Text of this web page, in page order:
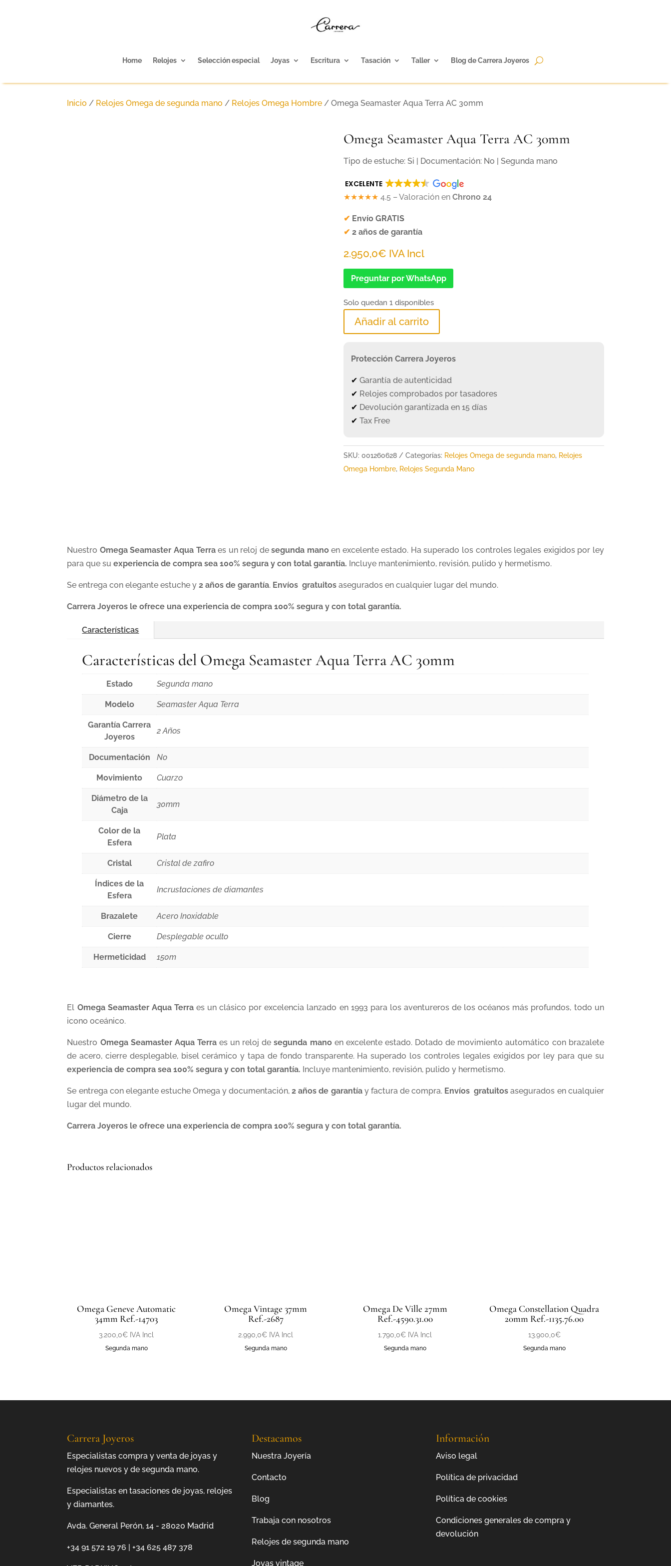
Home Relojes Selección especial Joyas Escritura Tasación Taller Blog de Carrera Joyeros
Inicio / Relojes Omega de segunda mano / Relojes Omega Hombre / Omega Seamaster Aqua Terra AC 30mm
Omega Seamaster Aqua Terra AC 30mm
Tipo de estuche: Si | Documentación: No | Segunda mano
EXCELENTE
★★★★★ 4.5 – Valoración enChrono 24
✔ Envío GRATIS
✔2 años de garantía
2.950,0€ IVA Incl
Preguntar por WhatsApp
Solo quedan 1 disponibles
Añadir al carrito
Protección Carrera Joyeros
✔Garantía de autenticidad
✔ Relojes comprobados por tasadores
✔ Devolución garantizada en 15 días
✔Tax Free
SKU:001260628 Categorías: Relojes Omega de segunda mano, Relojes
Omega Hombre, Relojes Segunda Mano
Nuestro Omega Seamaster Aqua Terraes un reloj desegunda manoen excelente estado. Ha superado los controles legales exigidos por ley
para que suexperiencia de compra sea 100% segura y con total garantía. Incluye mantenimiento, revisión, pulido y hermetismo.
Se entrega con elegante estuche y2 años de garantía. Envíos gratuitosasegurados en cualquier lugar del mundo.
Carrera Joyeros le ofrece una experiencia de compra 100% segura y con total garantía.
Características
Características del Omega Seamaster Aqua Terra AC 30mm
Estado Segunda mano
Modelo Seamaster Aqua Terra
Garantía Carrera
Joyeros
2 Años
Documentación No
Movimiento Cuarzo
Diámetro de la
Caja
30mm
Color de la
Esfera
Plata
Cristal Cristal de zafiro
Índices de la
Esfera
Incrustaciones de diamantes
Brazalete Acero Inoxidable
Cierre Desplegable oculto
Hermeticidad 150m
El Omega Seamaster Aqua Terra es un clásico por excelencia lanzado en 1993 para los aventureros de los océanos más profundos, todo un
icono oceánico.
Nuestro Omega Seamaster Aqua Terra es un reloj desegunda manoen excelente estado. Dotado de movimiento automático con brazalete
de acero, cierre desplegable, bisel cerámico y tapa de fondo transparente. Ha superado los controles legales exigidos por ley para que su
experiencia de compra sea 100% segura y con total garantía. Incluye mantenimiento, revisión, pulido y hermetismo.
Se entrega con elegante estuche Omega y documentación,2 años de garantíay factura de compra.Envíos gratuitosasegurados en cualquier
lugar del mundo.
Carrera Joyeros le ofrece una experiencia de compra 100% segura y con total garantía.
Productos relacionados
Omega Geneve Automatic
34mm Ref.-14703
3.200,0€ IVA Incl
Segunda mano
Omega Vintage 37mm
Ref.-2687
2.990,0€ IVA Incl
Segunda mano
Omega De Ville 27mm
Ref.-4590.31.00
1.790,0€ IVA Incl
Segunda mano
Omega Constellation Quadra
20mm Ref.-1135.76.00
13.900,0€
Segunda mano
Carrera Joyeros
Especialistas compra y venta de joyas y
relojes nuevos y de segunda mano.
Especialistas en tasaciones de joyas, relojes
y diamantes.
Avda. General Perón, 14 - 28020 Madrid
+34 91 572 19 76 |+34 625 487 378
Destacamos
Nuestra Joyería
Contacto
Blog
Trabaja con nosotros
Relojes de segunda mano
Joyas vintage
Información
Aviso legal
Política de privacidad
Política de cookies
Condiciones generales de compra y
devolución